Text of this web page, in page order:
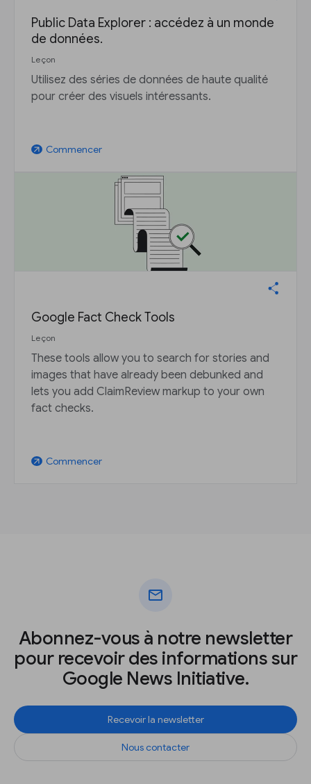
Public Data Explorer : accédez à un monde
de données.
Leçon
Utilisez des séries de données de haute qualité
pour créer des visuels intéressants.
arrow_outward Commencer
Google Fact Check Tools
Leçon
These tools allow you to search for stories and
images that have already been debunked and
lets you add ClaimReview markup to your own
fact checks.
arrow_outward Commencer
mail
Abonnez-vous à notre newsletter
pour recevoir des informations sur
Google News Initiative.
Recevoir la newsletter
Nous contacter